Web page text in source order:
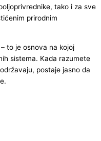
tako i za sve
prirodnim
to je osnova na kojoj
sistema. Kada razumete
postaje jasno da